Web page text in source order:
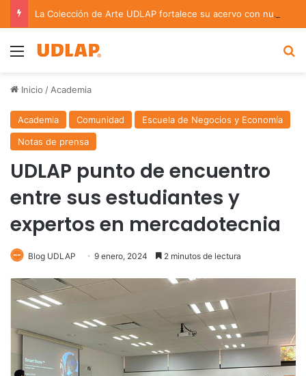
La Colección de Arte UDLAP fortalece su acervo con nuevas obras de artistas emergentes y consolidados
Menu
Inicio / Academia
Academia Comunidad
Escuela de Negocios y Economía
Notas de prensa
UDLAP punto de encuentro
entre sus estudiantes y
expertos en mercadotecnia
Blog UDLAP 9 enero, 2024 2 minutos de lectura